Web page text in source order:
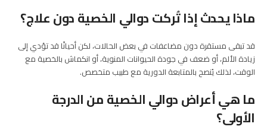
ماذا يحدث إذا تُركت دوالي الخصية دون علاج؟
قد تبقى مستقرة دون مضاعفات في بعض الحالات، لكن أحيانًا قد تؤدي إلى
زيادة الألم، أو ضعف في جودة الحيوانات المنوية، أو انكماش بالخصية مع
الوقت، لذلك يُنصح بالمتابعة الدورية مع طبيب متخصص.
ما هي أعراض دوالي الخصية من الدرجة
الأولى؟